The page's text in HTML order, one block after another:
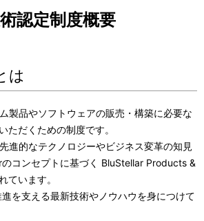
認定制度概要
は
製品やソフトウェアの販売・構築に必要な
ただくための制度です。
進的なテクノロジーやビジネス変革の知見
コンセプトに基づく BluStellar Products &
ています。
を支える最新技術やノウハウを身につけて